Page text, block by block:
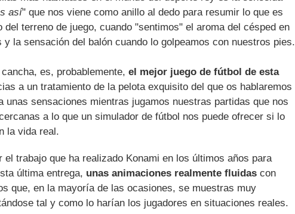
así" que nos viene como anillo al dedo para resumir lo que es
del terreno de juego, cuando "sentimos" el aroma del césped en
y la sensación del balón cuando lo golpeamos con nuestros pies.
es, probablemente, el mejor juego de fútbol de esta
a un tratamiento de la pelota exquisito del que os hablaremos
unas sensaciones mientras jugamos nuestras partidas que nos
a lo que un simulador de fútbol nos puede ofrecer si lo
la vida real.
el trabajo que ha realizado Konami en los últimos años para
última entrega, unas animaciones realmente fluidas con
que, en la mayoría de las ocasiones, se muestras muy
tal y como lo harían los jugadores en situaciones reales.